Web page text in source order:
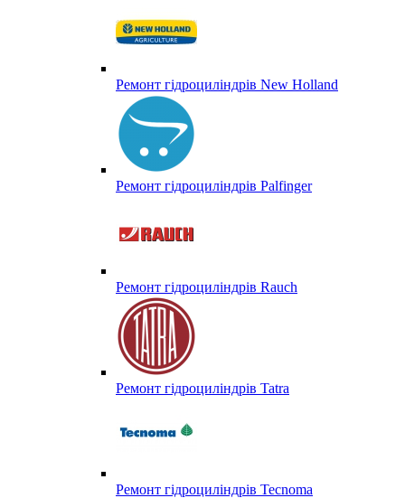
Ремонт гідроциліндрів New Holland
Ремонт гідроциліндрів Palfinger
Ремонт гідроциліндрів Rauch
Ремонт гідроциліндрів Tatra
Ремонт гідроциліндрів Tecnoma